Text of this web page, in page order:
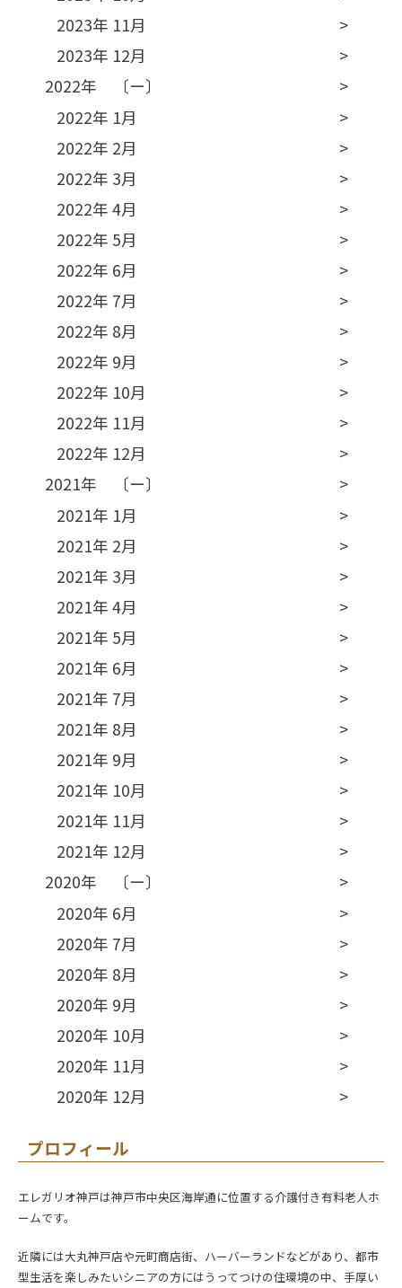
2023年 11月
2023年 12月
2022年 〔ー〕
2022年 1月
2022年 2月
2022年 3月
2022年 4月
2022年 5月
2022年 6月
2022年 7月
2022年 8月
2022年 9月
2022年 10月
2022年 11月
2022年 12月
2021年 〔ー〕
2021年 1月
2021年 2月
2021年 3月
2021年 4月
2021年 5月
2021年 6月
2021年 7月
2021年 8月
2021年 9月
2021年 10月
2021年 11月
2021年 12月
2020年 〔ー〕
2020年 6月
2020年 7月
2020年 8月
2020年 9月
2020年 10月
2020年 11月
2020年 12月
プロフィール
エレガリオ神戸は神戸市中央区海岸通に位置する介護付き有料老人ホ
ームです。
近隣には大丸神戸店や元町商店街、ハーバーランドなどがあり、都市
型生活を楽しみたいシニアの方にはうってつけの住環境の中、手厚い